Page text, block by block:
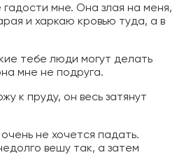
мне. Она злая на меня,
и харкаю кровью туда, а в
тебе люди могут делать
мне не подруга.
к пруду, он весь затянут
не хочется падать.
вешу так, а затем